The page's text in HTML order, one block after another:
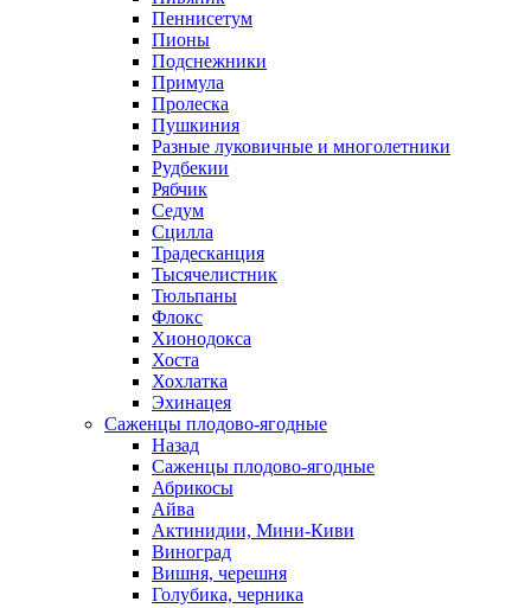
Пеннисетум
Пионы
Подснежники
Примула
Пролеска
Пушкиния
Разные луковичные и многолетники
Рудбекии
Рябчик
Седум
Сцилла
Традесканция
Тысячелистник
Тюльпаны
Флокс
Хионодокса
Хоста
Хохлатка
Эхинацея
Саженцы плодово-ягодные
Назад
Саженцы плодово-ягодные
Абрикосы
Айва
Актинидии, Мини-Киви
Виноград
Вишня, черешня
Голубика, черника